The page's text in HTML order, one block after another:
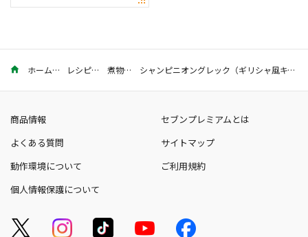
ホーム レシピ 煮物 シャンピニオングレック（ギリシャ風キノコの煮込み）とサバのソテー【タサン志麻さん考案】
商品情報
セブンプレミアムとは
よくある質問
サイトマップ
動作環境について
ご利用規約
個人情報保護について